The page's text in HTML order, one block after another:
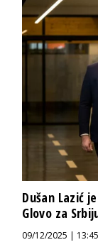
Dušan Lazić
Glovo za
09/12/2025 | 13:45